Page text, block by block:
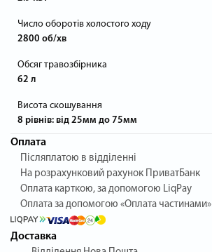
Число оборотів холостого ходу
2800 об/хв
Обсяг травозбірника
62 л
Висота скошування
8 рівнів: від 25мм до 75мм
Оплата
Післяплатою в відділенні
На розрахунковий рахунок ПриватБанк
Оплата карткою, за допомогою LiqPay
Оплата за допомогою «Оплата частинами»
Доставка